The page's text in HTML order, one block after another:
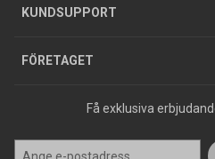
KUNDSUPPORT
Varumärken
FÖRETAGET
Jobba hos oss
Press
Få exklusiva